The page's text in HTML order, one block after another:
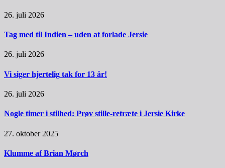
26. juli 2026
Tag med til Indien – uden at forlade Jersie
26. juli 2026
Vi siger hjertelig tak for 13 år!
26. juli 2026
Nogle timer i stilhed: Prøv stille-retræte i Jersie Kirke
27. oktober 2025
Klumme af Brian Mørch